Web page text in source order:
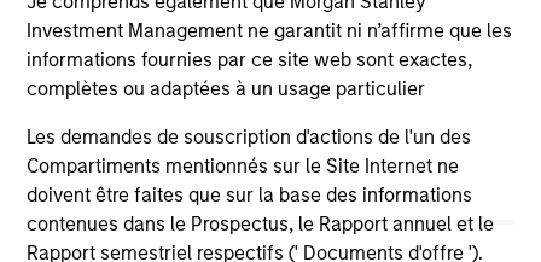
Investment Management ne garantit ni n’affirme que les
informations fournies par ce site web sont exactes,
complètes ou adaptées à un usage particulier
Les demandes de souscription d'actions de l'un des
Compartiments mentionnés sur le Site Internet ne
doivent être faites que sur la base des informations
contenues dans le Prospectus, le Rapport annuel et le
Rapport semestriel respectifs (' Documents d'offre ').
The information on this page is for informational
purposes only. The information contained herein does
not constitute and should not be construed as an
offering of advisory services or an offer to sell or a
solicitation of an offer to buy any securities in any